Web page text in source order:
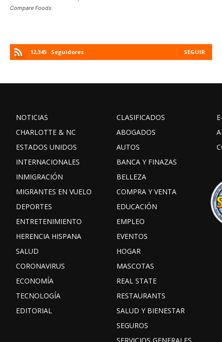
Compare Foods
12,345 Seguidores SEGUIR
NOTICIAS
CHARLOTTE & NC
ESTADOS UNIDOS
INTERNACIONALES
INMIGRACIÓN
MIGRANTES EN VUELO
DEPORTES
ENTRETENIMIENTO
HERENCIA HISPANA
SALUD
CORONAVIRUS
ECONOMÍA
TECNOLOGÍA
EDITORIAL
CLASIFICADOS
ABOGADOS
AUTOS
BANCA Y FINAZAS
BELLEZA
COMPRA Y VENTA
EDUCACIÓN
EMPLEO
EVENTOS
HOGAR
MASCOTAS
REAL STATE
RESTAURANTS
SALUD Y BIENESTAR
SEGUROS